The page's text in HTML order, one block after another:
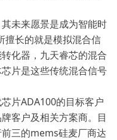
未来愿景是成为智能时
擅长的就是模拟混合信
化器，九天睿芯的混合
片是这些传统混合信号
片ADA100的目标客户
客户及相关方案商。目
三的mems硅麦厂商达